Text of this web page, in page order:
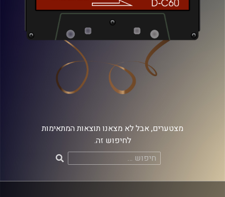
מצטערים, אבל לא מצאנו תוצאות המתאימות
לחיפוש זה.
חיפוש: